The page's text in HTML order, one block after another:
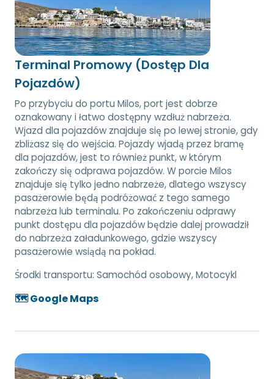
Terminal Promowy (Dostęp Dla
Pojazdów)
Po przybyciu do portu Milos, port jest dobrze
oznakowany i łatwo dostępny wzdłuż nabrzeża.
Wjazd dla pojazdów znajduje się po lewej stronie, gdy
zbliżasz się do wejścia. Pojazdy wjadą przez bramę
dla pojazdów, jest to również punkt, w którym
zakończy się odprawa pojazdów. W porcie Milos
znajduje się tylko jedno nabrzeże, dlatego wszyscy
pasażerowie będą podróżować z tego samego
nabrzeża lub terminalu. Po zakończeniu odprawy
punkt dostępu dla pojazdów będzie dalej prowadził
do nabrzeża załadunkowego, gdzie wszyscy
pasażerowie wsiądą na pokład.
Środki transportu: Samochód osobowy, Motocykl
🗺️ Google Maps